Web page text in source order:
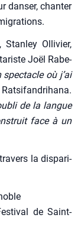
dan­ser, chan­ter
Stan­ley Olli­vier,
Joël Rabe­
spec­tacle où j’ai
de la langue
face à un
la dis­pa­ri­
de Saint-